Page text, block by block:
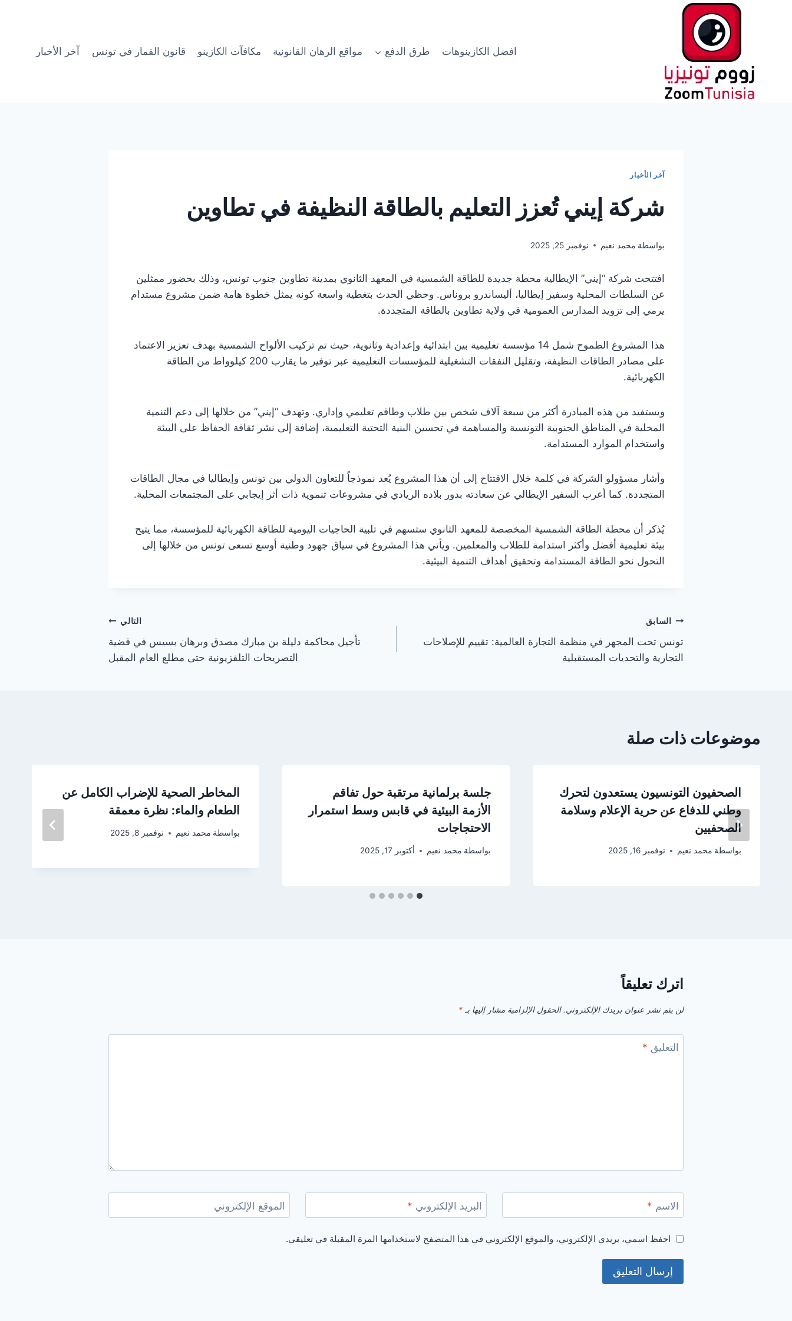
افضل الكازينوهات
طرق الدفع مواقع الرهان القانونية مكافآت الكازينو قانون القمار في تونس آخر الأخبار
آخر الأخبار
شركة إيني تُعزز التعليم بالطاقة النظيفة في تطاوين
بواسطة محمد نعيم نوفمبر 25, 2025
افتتحت شركة “إيني” الإيطالية محطة جديدة للطاقة الشمسية في المعهد الثانوي بمدينة تطاوين جنوب تونس، وذلك بحضور ممثلين
عن السلطات المحلية وسفير إيطاليا، أليساندرو بروناس. وحظي الحدث بتغطية واسعة كونه يمثل خطوة هامة ضمن مشروع مستدام
يرمي إلى تزويد المدارس العمومية في ولاية تطاوين بالطاقة المتجددة.
هذا المشروع الطموح شمل 14 مؤسسة تعليمية بين ابتدائية وإعدادية وثانوية، حيث تم تركيب الألواح الشمسية بهدف تعزيز الاعتماد
على مصادر الطاقات النظيفة، وتقليل النفقات التشغيلية للمؤسسات التعليمية عبر توفير ما يقارب 200 كيلوواط من الطاقة
الكهربائية.
ويستفيد من هذه المبادرة أكثر من سبعة آلاف شخص بين طلاب وطاقم تعليمي وإداري. وتهدف “إيني” من خلالها إلى دعم التنمية
المحلية في المناطق الجنوبية التونسية والمساهمة في تحسين البنية التحتية التعليمية، إضافة إلى نشر ثقافة الحفاظ على البيئة
واستخدام الموارد المستدامة.
وأشار مسؤولو الشركة في كلمة خلال الافتتاح إلى أن هذا المشروع يُعد نموذجاً للتعاون الدولي بين تونس وإيطاليا في مجال الطاقات
المتجددة. كما أعرب السفير الإيطالي عن سعادته بدور بلاده الريادي في مشروعات تنموية ذات أثر إيجابي على المجتمعات المحلية.
يُذكر أن محطة الطاقة الشمسية المخصصة للمعهد الثانوي ستسهم في تلبية الحاجيات اليومية للطاقة الكهربائية للمؤسسة، مما يتيح
بيئة تعليمية أفضل وأكثر استدامة للطلاب والمعلمين. ويأتي هذا المشروع في سياق جهود وطنية أوسع تسعى تونس من خلالها إلى
التحول نحو الطاقة المستدامة وتحقيق أهداف التنمية البيئية.
تصفّح
المقالات
السابق
تونس تحت المجهر في منظمة التجارة العالمية: تقييم للإصلاحات
التجارية والتحديات المستقبلية
التالي
تأجيل محاكمة دليلة بن مبارك مصدق وبرهان بسيس في قضية
التصريحات التلفزيونية حتى مطلع العام المقبل
موضوعات ذات صلة
الصحفيون التونسيون يستعدون لتحرك
وطني للدفاع عن حرية الإعلام وسلامة
الصحفيين
بواسطة محمد نعيم نوفمبر 16, 2025
جلسة برلمانية مرتقبة حول تفاقم
الأزمة البيئية في قابس وسط استمرار
الاحتجاجات
بواسطة محمد نعيم أكتوبر 17, 2025
المخاطر الصحية للإضراب الكامل عن
الطعام والماء: نظرة معمقة
بواسطة محمد نعيم نوفمبر 8, 2025
اترك تعليقاً
لن يتم نشر عنوان بريدك الإلكتروني. الحقول الإلزامية مشار إليها بـ *
التعليق *
الاسم * البريد الإلكتروني * الموقع الإلكتروني
احفظ اسمي، بريدي الإلكتروني، والموقع الإلكتروني في هذا المتصفح لاستخدامها المرة المقبلة في تعليقي.